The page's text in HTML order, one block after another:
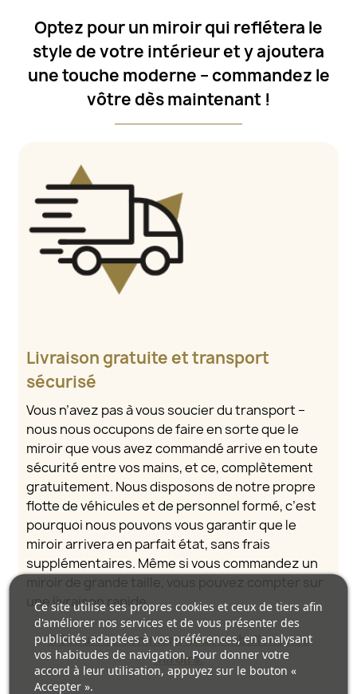
Optez pour un miroir qui reflétera le
style de votre intérieur et y ajoutera
une touche moderne – commandez le
vôtre dès maintenant !
Livraison gratuite et transport
sécurisé
Vous n’avez pas à vous soucier du transport –
nous nous occupons de faire en sorte que le
miroir que vous avez commandé arrive en toute
sécurité entre vos mains, et ce, complètement
gratuitement. Nous disposons de notre propre
flotte de véhicules et de personnel formé, c’est
pourquoi nous pouvons vous garantir que le
miroir arrivera en parfait état, sans frais
supplémentaires. Même si vous commandez un
miroir de grande taille, vous pouvez compter sur
une livraison rapide.
Découvrez comment nous emballons nos
miroirs.
Ce site utilise ses propres cookies et ceux de tiers afin
d'améliorer nos services et de vous présenter des
publicités adaptées à vos préférences, en analysant
vos habitudes de navigation. Pour donner votre
accord à leur utilisation, appuyez sur le bouton «
Accepter ».